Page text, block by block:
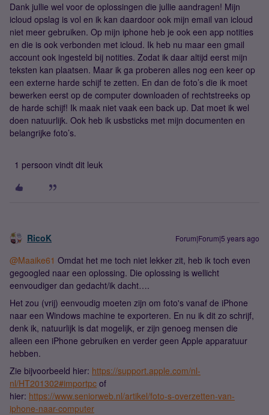
Dank jullie wel voor de oplossingen die jullie aandragen! Mijn
icloud opslag is vol en ik kan daardoor ook mijn email van icloud
niet meer gebruiken. Op mijn iphone heb je ook een app notities
en die is ook verbonden met icloud. Ik heb nu maar een gmail
account ook ingesteld bij notities. Zodat ik daar altijd eerst mijn
teksten kan plaatsen. Maar ik ga proberen alles nog een keer op
een externe harde schijf te zetten. En dan de foto’s die ik moet
bewerken eerst op de computer downloaden of rechtstreeks op
de harde schijf! Ik maak niet vaak een back up. Dat moet ik wel
doen natuurlijk. Ook heb ik usbsticks met mijn documenten en
belangrijke foto’s.
1 persoon vindt dit leuk
RicoK Forum|Forum|5 years ago
@Maaike61 Omdat het me toch niet lekker zit, heb ik toch even
gegoogled naar een oplossing. Die oplossing is wellicht
eenvoudiger dan gedacht/ik dacht….
Het zou (vrij) eenvoudig moeten zijn om foto's vanaf de iPhone
naar een Windows machine te exporteren. En nu ik dit zo schrijf,
denk ik, natuurlijk is dat mogelijk, er zijn genoeg mensen die
alleen een iPhone gebruiken en verder geen Apple apparatuur
hebben.
Zie bijvoorbeeld hier: https://support.apple.com/nl-
nl/HT201302#importpc of
hier: https://www.seniorweb.nl/artikel/foto-s-overzetten-van-
iphone-naar-computer